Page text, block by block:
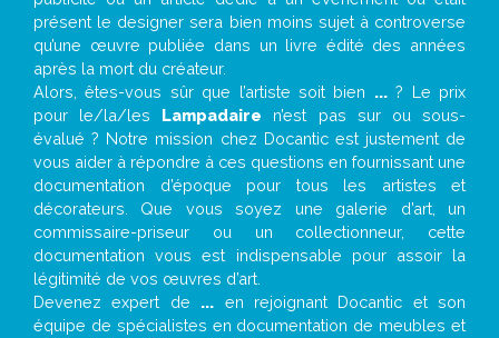
présent le designer sera bien moins sujet à controverse
qu’une œuvre publiée dans un livre édité des années
après la mort du créateur.
Alors, êtes-vous sûr que l’artiste soit bien ...? Le prix
pour le/la/les Lampadaire n’est pas sur ou sous-
évalué ? Notre mission chez Docantic est justement de
vous aider à répondre à ces questions en fournissant une
documentation d’époque pour tous les artistes et
décorateurs. Que vous soyez une galerie d’art, un
commissaire-priseur ou un collectionneur, cette
documentation vous est indispensable pour assoir la
légitimité de vos œuvres d’art.
Devenez expert de ... en rejoignant Docantic et son
équipe de spécialistes en documentation de meubles et